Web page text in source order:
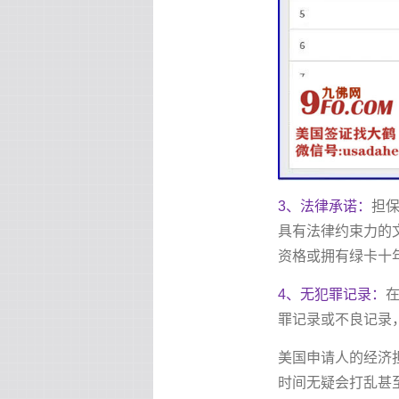
3、法律承诺： 担
具有法律约束力的
资格或拥有绿卡十
4、无犯罪记录：
罪记录或不良记录
美国申请人的经济
时间无疑会打乱甚